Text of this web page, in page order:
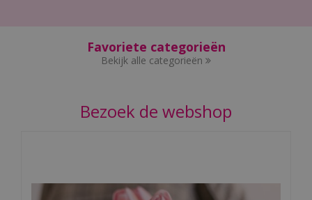
Favoriete categorieën
Bekijk alle categorieën
Bezoek de webshop